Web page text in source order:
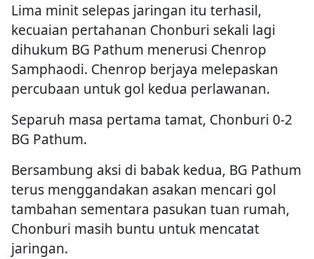
Lima minit selepas jaringan itu terhasil,
kecuaian pertahanan Chonburi sekali lagi
dihukum BG Pathum menerusi Chenrop
Samphaodi. Chenrop berjaya melepaskan
percubaan untuk gol kedua perlawanan.
Separuh masa pertama tamat, Chonburi 0-2
BG Pathum.
Bersambung aksi di babak kedua, BG Pathum
terus menggandakan asakan mencari gol
tambahan sementara pasukan tuan rumah,
Chonburi masih buntu untuk mencatat
jaringan.